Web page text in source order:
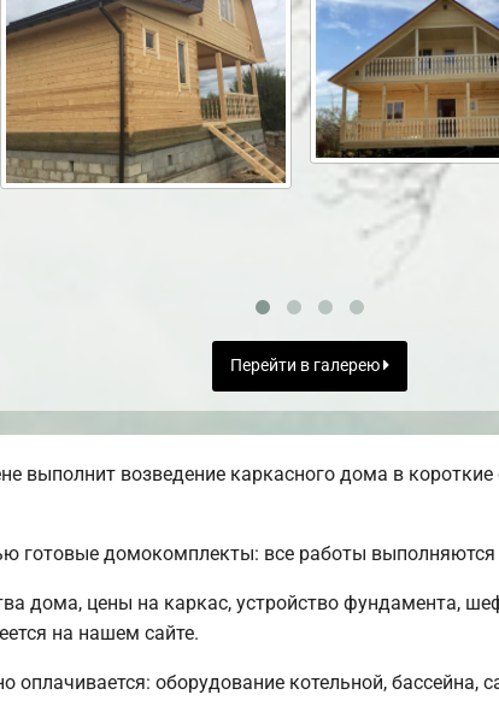
Перейти в галерею
выполнит возведение каркасного дома в короткие
готовые домокомплекты: все работы выполняются
дома, цены на каркас, устройство фундамента,
на нашем сайте.
оплачивается: оборудование котельной, бассейна,